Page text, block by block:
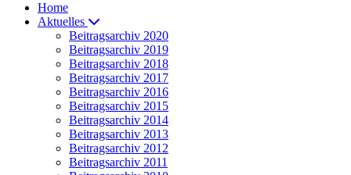
Home
Aktuelles
Beitragsarchiv 2020
Beitragsarchiv 2019
Beitragsarchiv 2018
Beitragsarchiv 2017
Beitragsarchiv 2016
Beitragsarchiv 2015
Beitragsarchiv 2014
Beitragsarchiv 2013
Beitragsarchiv 2012
Beitragsarchiv 2011